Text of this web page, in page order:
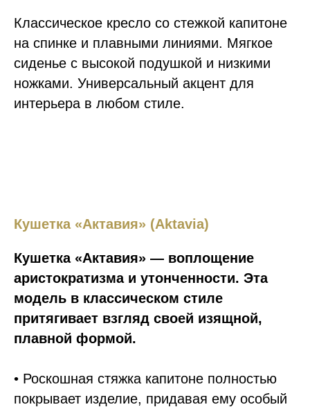
Классическое кресло со стежкой капитоне
на спинке и плавными линиями. Мягкое
сиденье с высокой подушкой и низкими
ножками. Универсальный акцент для
интерьера в любом стиле.
Кушетка «Актавия» (Aktavia)
Кушетка «Актавия» — воплощение
аристократизма и утонченности. Эта
модель в классическом стиле
притягивает взгляд своей изящной,
плавной формой.
• Роскошная стяжка капитоне полностью
покрывает изделие, придавая ему особый